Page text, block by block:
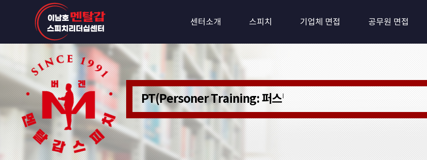
센터소개 스피치 기업체 면접 공무원 면접
PT(Personer Training: 퍼스널 트레이닝)